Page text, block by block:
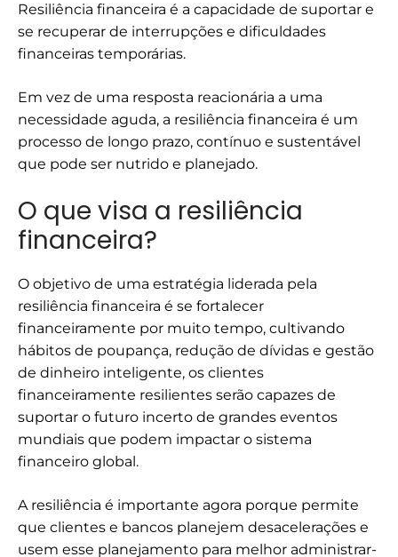
Resiliência financeira é a capacidade de suportar e
se recuperar de interrupções e dificuldades
financeiras temporárias.
Em vez de uma resposta reacionária a uma
necessidade aguda, a resiliência financeira é um
processo de longo prazo, contínuo e sustentável
que pode ser nutrido e planejado.
O que visa a resiliência
financeira?
O objetivo de uma estratégia liderada pela
resiliência financeira é se fortalecer
financeiramente por muito tempo, cultivando
hábitos de poupança, redução de dívidas e gestão
de dinheiro inteligente, os clientes
financeiramente resilientes serão capazes de
suportar o futuro incerto de grandes eventos
mundiais que podem impactar o sistema
financeiro global.
A resiliência é importante agora porque permite
que clientes e bancos planejem desacelerações e
usem esse planejamento para melhor administrar-